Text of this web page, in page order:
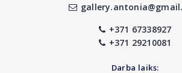
+371 67338927
+371 29210081
Darba laiks: